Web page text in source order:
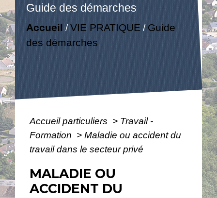
Guide des démarches
Accueil /VIE PRATIQUE / Guide
des démarches
Accueil particuliers > Travail -
Formation > Maladie ou accident du
travail dans le secteur privé
MALADIE OU
ACCIDENT DU